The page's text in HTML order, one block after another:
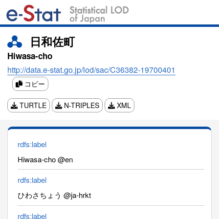
日和佐町
Hiwasa-cho
http://data.e-stat.go.jp/lod/sac/C36382-19700401
コピー
TURTLE N-TRIPLES XML
rdfs:label
Hiwasa-cho @en
rdfs:label
ひわさちょう @ja-hrkt
rdfs:label